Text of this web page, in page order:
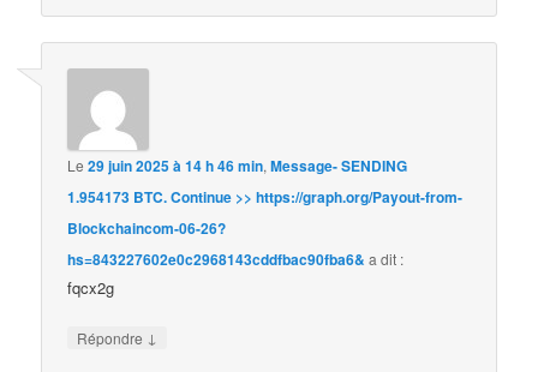
Le29 juin 2025 à 14 h 46 min,Message- SENDING
1.954173 BTC. Continue >> https://graph.org/Payout-from-
Blockchaincom-06-26?
hs=843227602e0c2968143cddfbac90fba6& a dit :
fqcx2g
Répondre ↓